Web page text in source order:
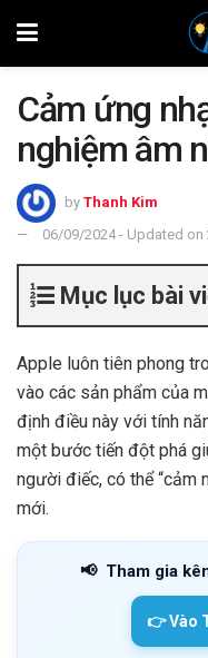
Cảm ứng
nghiệm âm
by Thanh Kim
06/09/2024 - Updated on
Mục lục bài
Apple luôn tiên phong
vào các sản phẩm của
định điều này với tính
một bước tiến đột phá
người điếc, có thể “cảm
mới.
📢 Tham gia
👉 Vào